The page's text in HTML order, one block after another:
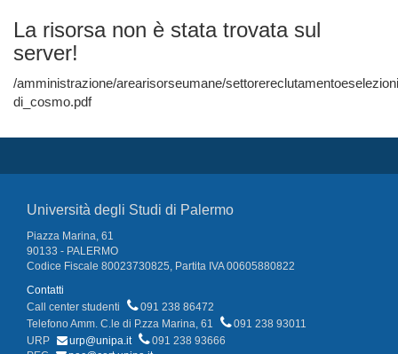
La risorsa non è stata trovata sul
server!
/amministrazione/arearisorseumane/
di_cosmo.pdf
Università degli Studi di Palermo
Piazza Marina, 61
90133 - PALERMO
Codice Fiscale 80023730825, Partita IVA 00605880822
Contatti
Call center studenti
091 238 86472
Telefono Amm. C.le di P.zza Marina, 61
091 238 93011
URP
urp@unipa.it
091 238 93666